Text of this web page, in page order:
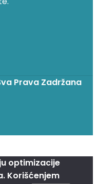
Prava Zadržana
optimizacije
Korišćenjem